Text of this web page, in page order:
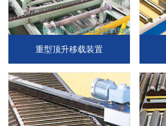
重型顶升移载装置